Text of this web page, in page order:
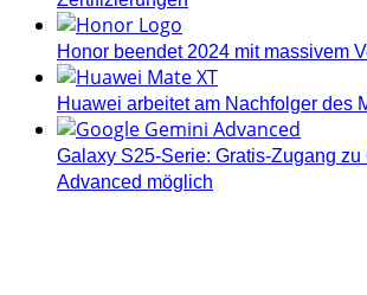
Honor beendet 2024 mit massivem
Huawei arbeitet am Nachfolger des
Galaxy S25-Serie: Gratis-Zugang zu
Advanced möglich